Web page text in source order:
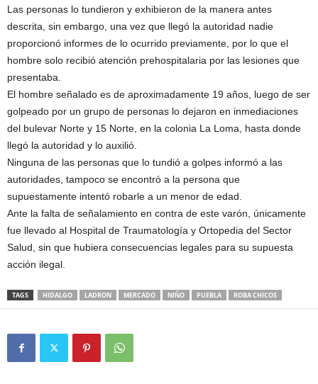
Las personas lo tundieron y exhibieron de la manera antes
descrita, sin embargo, una vez que llegó la autoridad nadie
proporcionó informes de lo ocurrido previamente, por lo que el
hombre solo recibió atención prehospitalaria por las lesiones que
presentaba.
El hombre señalado es de aproximadamente 19 años, luego de ser
golpeado por un grupo de personas lo dejaron en inmediaciones
del bulevar Norte y 15 Norte, en la colonia La Loma, hasta donde
llegó la autoridad y lo auxilió.
Ninguna de las personas que lo tundió a golpes informó a las
autoridades, tampoco se encontró a la persona que
supuestamente intentó robarle a un menor de edad.
Ante la falta de señalamiento en contra de este varón, únicamente
fue llevado al Hospital de Traumatología y Ortopedia del Sector
Salud, sin que hubiera consecuencias legales para su supuesta
acción ilegal.
TAGS HIDALGO LADRON MERCADO NIÑO PUEBLA ROBA CHICOS